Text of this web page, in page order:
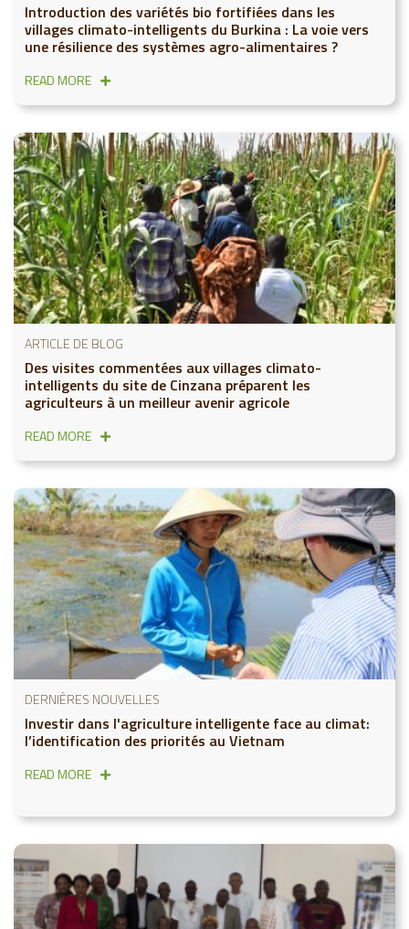
Introduction des variétés bio fortifiées dans les
villages climato-intelligents du Burkina : La voie vers
une résilience des systèmes agro-alimentaires ?
READ MORE
ARTICLE DE BLOG
Des visites commentées aux villages climato-
intelligents du site de Cinzana préparent les
agriculteurs à un meilleur avenir agricole
READ MORE
DERNIÈRES NOUVELLES
Investir dans l'agriculture intelligente face au climat:
l’identification des priorités au Vietnam
READ MORE